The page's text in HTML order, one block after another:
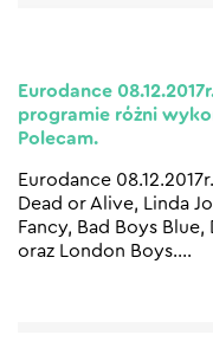
Eurodance
programie różni
Polecam.
Eurodance
Dead or Alive, Linda
Fancy, Bad Boys Blue,
oraz London Boys.…